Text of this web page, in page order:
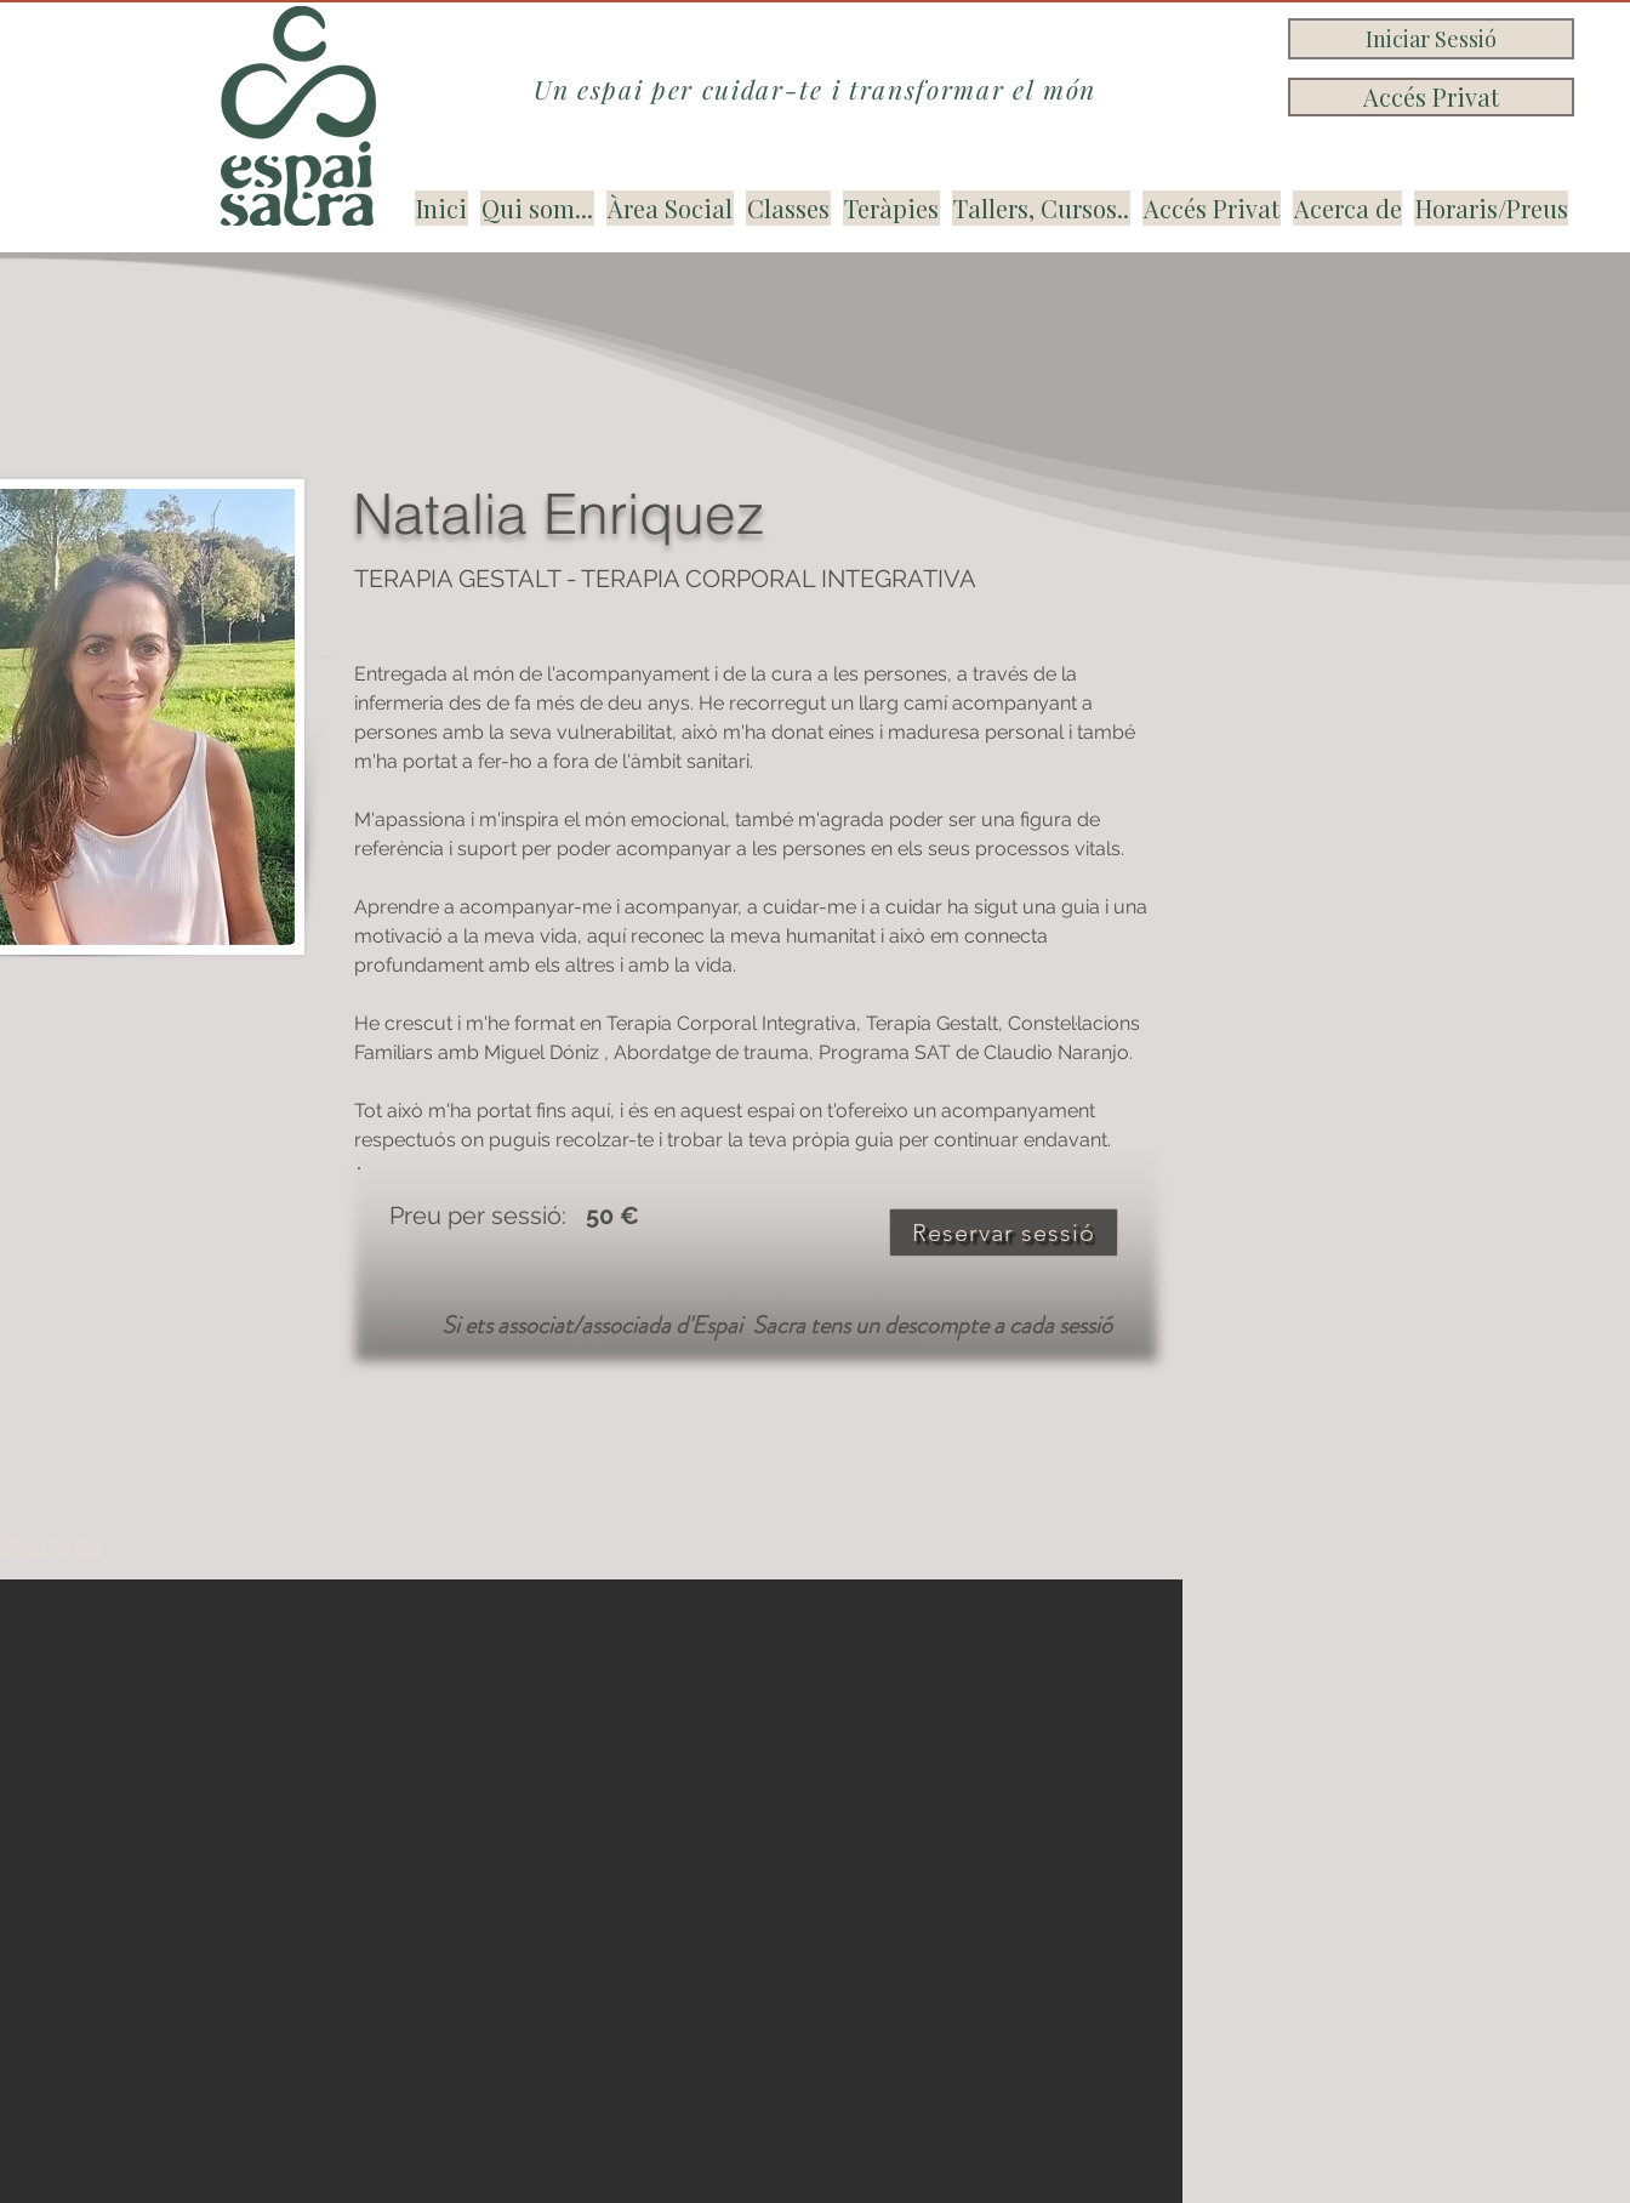
Iniciar Sessió
Un espai per cuidar-te i transformar el món Accés Privat
Inici Qui som... Àrea Social Classes Teràpies Tallers, Cursos.. Accés Privat Acerca de Horaris/Preus
Natalia Enriquez
TERAPIA GESTALT - TERAPIA CORPORAL INTEGRATIVA
Entregada al món de l'acompanyament i de la cura a les persones, a través de la
infermeria des de fa més de deu anys. He recorregut un llarg camí acompanyant a
persones amb la seva vulnerabilitat, això m'ha donat eines i maduresa personal i també
m'ha portat a fer-ho a fora de l'àmbit sanitari.
M'apassiona i m'inspira el món emocional, també m'agrada poder ser una figura de
referència i suport per poder acompanyar a les persones en els seus processos vitals.
Aprendre a acompanyar-me i acompanyar, a cuidar-me i a cuidar ha sigut una guia i una
motivació a la meva vida, aquí reconec la meva humanitat i això em connecta
profundament amb els altres i amb la vida.
He crescut i m'he format en Terapia Corporal Integrativa, Terapia Gestalt, Constel·lacions
Familiars amb Miguel Dóniz , Abordatge de trauma, Programa SAT de Claudio Naranjo.
Tot això m'ha portat fins aquí, i és en aquest espai on t'ofereixo un acompanyament
respectuós on puguis recolzar-te i trobar la teva pròpia guia per continuar endavant.
Si ets associat/associada d'Espai Sacra tens un descompte a cada sessió
Preu per sessió: 50 €
Reservar sessió